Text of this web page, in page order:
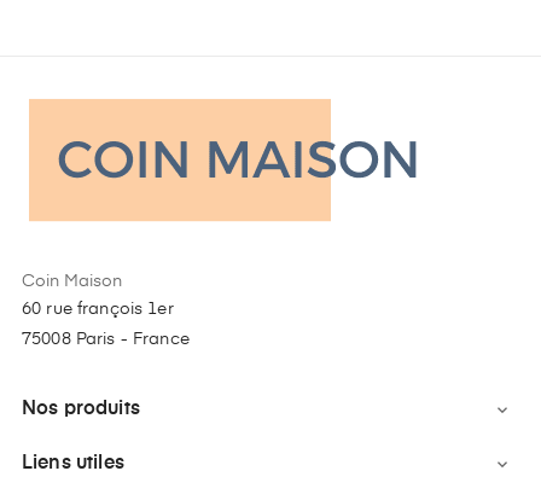
Coin Maison
60 rue françois 1er
75008 Paris - France
Nos produits 
Liens utiles 